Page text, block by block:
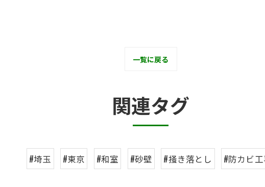
一覧に戻る
関連タグ
#埼玉 #東京 #和室 #砂壁 #掻き落とし #防カビ